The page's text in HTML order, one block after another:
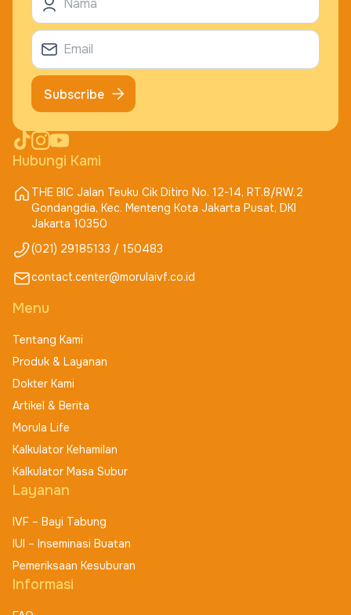
Hubungi Kami
THE BIC Jalan Teuku Cik Ditiro No. 12-14, RT.8/RW.2
Gondangdia, Kec. Menteng Kota Jakarta Pusat, DKI
Jakarta 10350
(021) 29185133 / 150483
contact.center@morulaivf.co.id
Menu
Tentang Kami
Produk & Layanan
Dokter Kami
Artikel & Berita
Morula Life
Kalkulator Kehamilan
Kalkulator Masa Subur
Layanan
IVF – Bayi Tabung
IUI – Inseminasi Buatan
Pemeriksaan Kesuburan
Informasi
Subscribe